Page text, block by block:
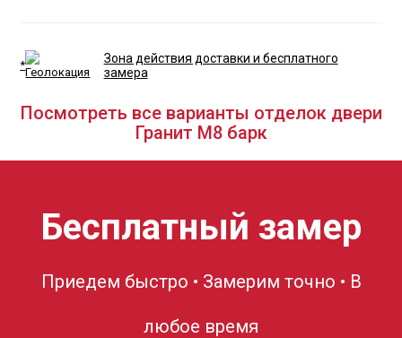
*
Зона действия доставки и бесплатного
замера
Посмотреть все варианты отделок двери
Гранит М8 барк
Бесплатный замер
Приедем быстро • Замерим точно • В
любое время